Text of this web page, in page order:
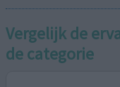
Vergelijk de
de categorie